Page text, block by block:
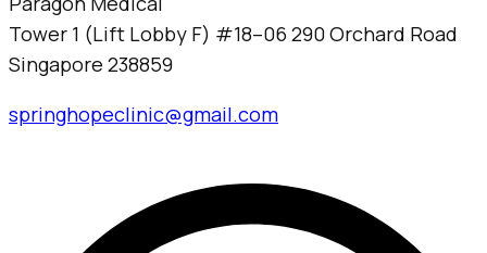
Tower 1 (Lift Lobby F) #18–06 290 Orchard Road
Singapore 238859
springhopeclinic@gmail.com